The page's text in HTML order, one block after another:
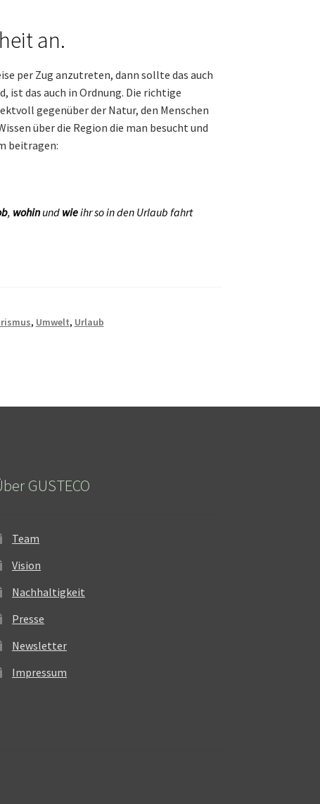
an.
per Zug anzutreten, dann sollte das auch
ist das auch in Ordnung. Die richtige
gegenüber der Natur, den Menschen
über die Region die man besucht und
beitragen:
, wohinund wieihr so in den Urlaub fahrt
, Umwelt, Urlaub
GUSTECO
Team
Vision
Nachhaltigkeit
Presse
Newsletter
Impressum